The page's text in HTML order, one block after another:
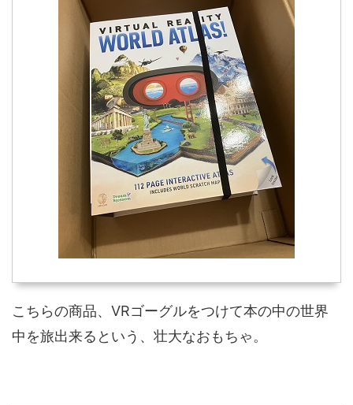
こちらの商品、VRゴーグルをつけて本の中の世界
中を旅出来るという、壮大なおもちゃ。